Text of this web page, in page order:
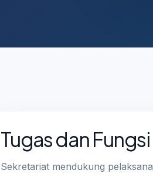
Tugas dan Fungsi
Sekretariat mendukung